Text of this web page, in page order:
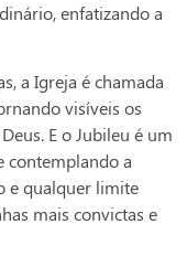
enfatizando a
a Igreja é chamada
visíveis os
E o Jubileu é um
contemplando a
e qualquer limite
mais convictas e